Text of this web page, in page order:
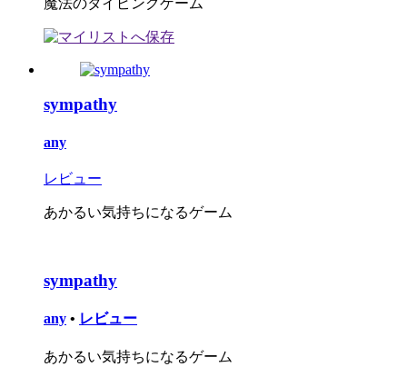
sympathy
any
レビュー
あかるい気持ちになるゲーム
sympathy
any • レビュー
あかるい気持ちになるゲーム